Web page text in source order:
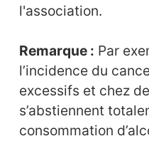
l'association.
Remarque : Par
l’incidence du
excessifs et chez
s’abstiennent
consommation